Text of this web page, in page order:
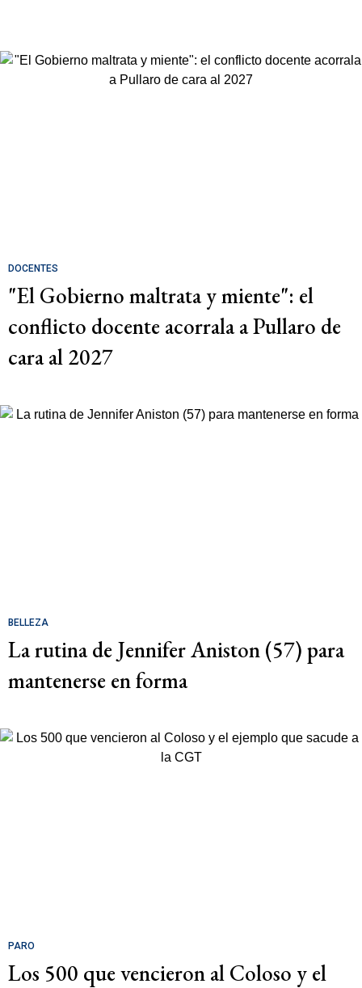
DOCENTES
"El Gobierno maltrata y miente": el
conflicto docente acorrala a Pullaro de
cara al 2027
BELLEZA
La rutina de Jennifer Aniston (57) para
mantenerse en forma
PARO
Los 500 que vencieron al Coloso y el